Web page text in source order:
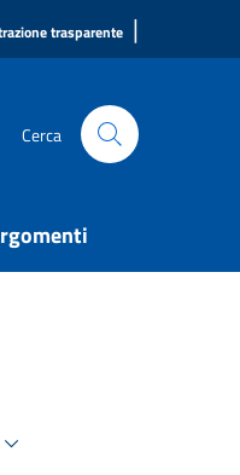
trasparente |
Cerca